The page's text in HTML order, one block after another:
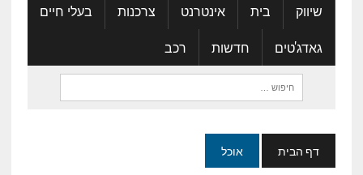
שיווק
בית אינטרנט צרכנות
בעלי חיים
גאדג'טים
חדשות
רכב
חיפוש:
דף הבית אוכל